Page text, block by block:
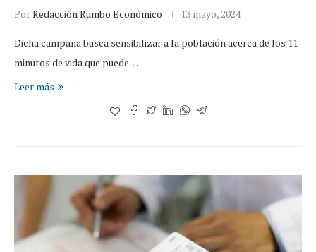
PorRedacción Rumbo Económico 13 mayo, 2024
Dicha campaña busca sensibilizar a la población acerca de los 11
minutos de vida que puede…
Leer más